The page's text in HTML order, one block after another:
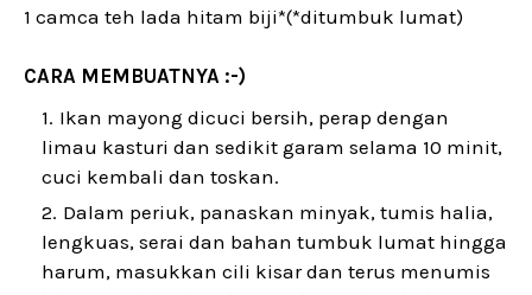
1 camca teh lada hitam biji*(*ditumbuk lumat)
CARA MEMBUATNYA :-)
Ikan mayong dicuci bersih, perap dengan
limau kasturi dan sedikit garam selama 10 minit,
cuci kembali dan toskan.
Dalam periuk, panaskan minyak, tumis halia,
lengkuas, serai dan bahan tumbuk lumat hingga
harum, masukkan cili kisar dan terus menumis